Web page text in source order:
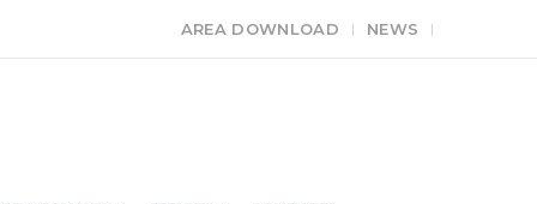
AREA DOWNLOAD NEWS